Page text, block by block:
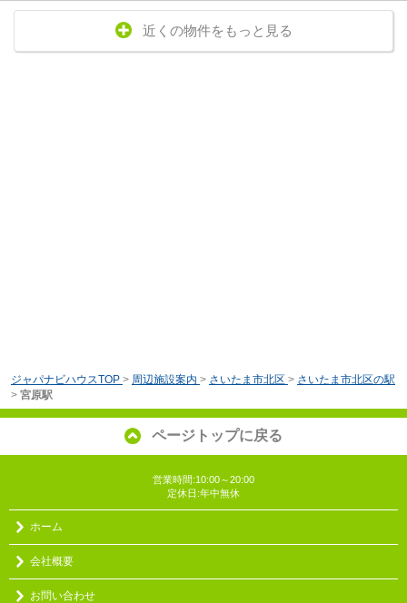
近くの物件をもっと見る
ジャパナビハウスTOP > 周辺施設案内 > さいたま市北区 > さいたま市北区の駅
> 宮原駅
ページトップに戻る
営業時間:10:00～20:00
定休日:年中無休
ホーム
会社概要
お問い合わせ